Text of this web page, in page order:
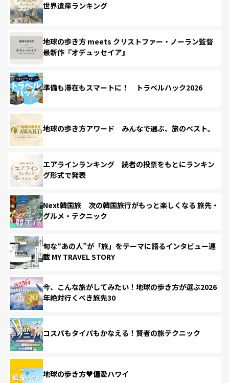
世界遺産ランキング
地球の歩き方 meets クリストファー・ノーラン監督
最新作『オデュッセイア』
準備も滞在もスマートに！ トラベルハック2026
地球の歩き方アワード みんなで選ぶ、旅のベスト。
エアラインランキング 読者の投票をもとにランキン
グ形式で発表
Next韓国旅 次の韓国旅行がもっと楽しくなる 旅先・
グルメ・テクニック
旬な“あの人”が「旅」をテーマに語るインタビュー連
載 MY TRAVEL STORY
今、こんな旅がしてみたい！地球の歩き方が選ぶ2026
年絶対行くべき旅先30
コスパもタイパもかなえる！賢者の旅テクニック
地球の歩き方♥偏愛ハワイ